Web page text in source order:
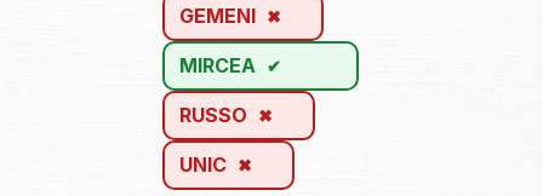
GEMENI
MIRCEA
RUSSO
UNIC